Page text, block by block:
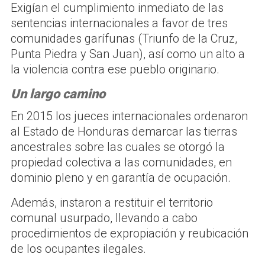
Exigían el cumplimiento inmediato de las
sentencias internacionales a favor de tres
comunidades garífunas (Triunfo de la Cruz,
Punta Piedra y San Juan), así como un alto a
la violencia contra ese pueblo originario.
Un largo camino
En 2015 los jueces internacionales ordenaron
al Estado de Honduras demarcar las tierras
ancestrales sobre las cuales se otorgó la
propiedad colectiva a las comunidades, en
dominio pleno y en garantía de ocupación.
Además, instaron a restituir el territorio
comunal usurpado, llevando a cabo
procedimientos de expropiación y reubicación
de los ocupantes ilegales.